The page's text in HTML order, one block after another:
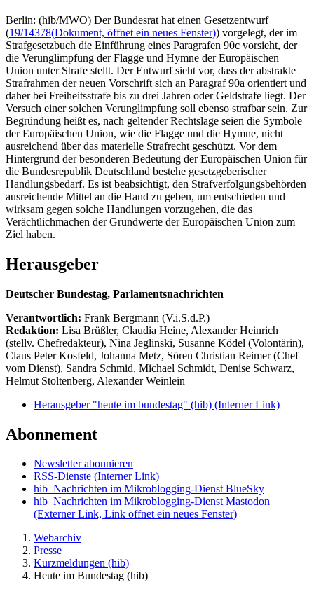
Berlin: (hib/MWO) Der Bundesrat hat einen Gesetzentwurf
(19/14378(Dokument, öffnet ein neues Fenster)) vorgelegt, der im
Strafgesetzbuch die Einführung eines Paragrafen 90c vorsieht, der
die Verunglimpfung der Flagge und Hymne der Europäischen
Union unter Strafe stellt. Der Entwurf sieht vor, dass der abstrakte
Strafrahmen der neuen Vorschrift sich an Paragraf 90a orientiert und
daher bei Freiheitsstrafe bis zu drei Jahren oder Geldstrafe liegt. Der
Versuch einer solchen Verunglimpfung soll ebenso strafbar sein. Zur
Begründung heißt es, nach geltender Rechtslage seien die Symbole
der Europäischen Union, wie die Flagge und die Hymne, nicht
ausreichend über das materielle Strafrecht geschützt. Vor dem
Hintergrund der besonderen Bedeutung der Europäischen Union für
die Bundesrepublik Deutschland bestehe gesetzgeberischer
Handlungsbedarf. Es ist beabsichtigt, den Strafverfolgungsbehörden
ausreichende Mittel an die Hand zu geben, um entschieden und
wirksam gegen solche Handlungen vorzugehen, die das
Verächtlichmachen der Grundwerte der Europäischen Union zum
Ziel haben.
Herausgeber
Deutscher Bundestag, Parlamentsnachrichten
Verantwortlich: Frank Bergmann (V.i.S.d.P.)
Redaktion: Lisa Brüßler, Claudia Heine, Alexander Heinrich
(stellv. Chefredakteur), Nina Jeglinski, Susanne Ködel (Volontärin),
Claus Peter Kosfeld, Johanna Metz, Sören Christian Reimer (Chef
vom Dienst), Sandra Schmid, Michael Schmidt, Denise Schwarz,
Helmut Stoltenberg, Alexander Weinlein
Herausgeber "heute im bundestag" (hib) (Interner Link)
Abonnement
Newsletter abonnieren
RSS-Dienste (Interner Link)
hib_Nachrichten im Mikroblogging-Dienst BlueSky
hib_Nachrichten im Mikroblogging-Dienst Mastodon
(Externer Link, Link öffnet ein neues Fenster)
Webarchiv
Presse
Kurzmeldungen (hib)
Heute im Bundestag (hib)